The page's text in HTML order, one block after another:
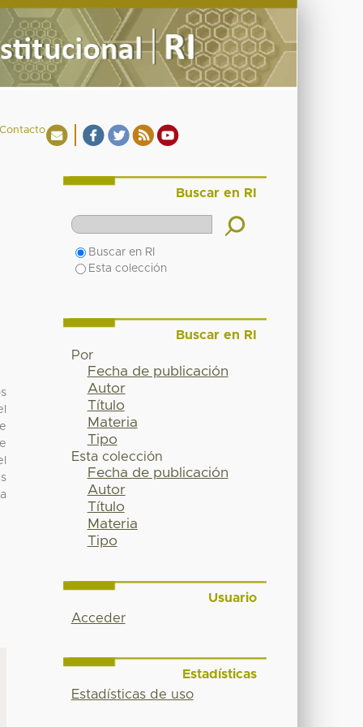
Contacto
Buscar en RI
Buscar en RI
Esta colección
Buscar en RI
Por
Fecha de publicación
Autor
Título
Materia
Tipo
Esta colección
Fecha de publicación
Autor
Título
Materia
Tipo
Usuario
Acceder
Estadísticas
Estadísticas de uso